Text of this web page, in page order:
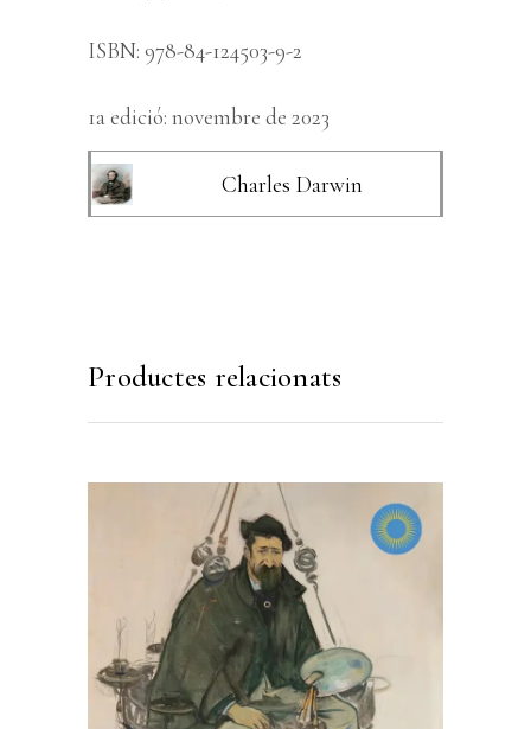
ISBN: 978-84-124503-9-2
1a edició: novembre de 2023
Charles Darwin
Productes relacionats